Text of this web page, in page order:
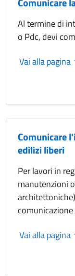
Al termine di
o Pdc, devi
Vai alla pagina
Comunicare
edilizi liberi
Per lavori in
manutenzioni
Vai alla pagina